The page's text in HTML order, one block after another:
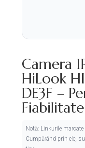
Camera
HiLook
DE3F –
Fiabilitate
Notă: Linkurile
Cumpărând prin ele,